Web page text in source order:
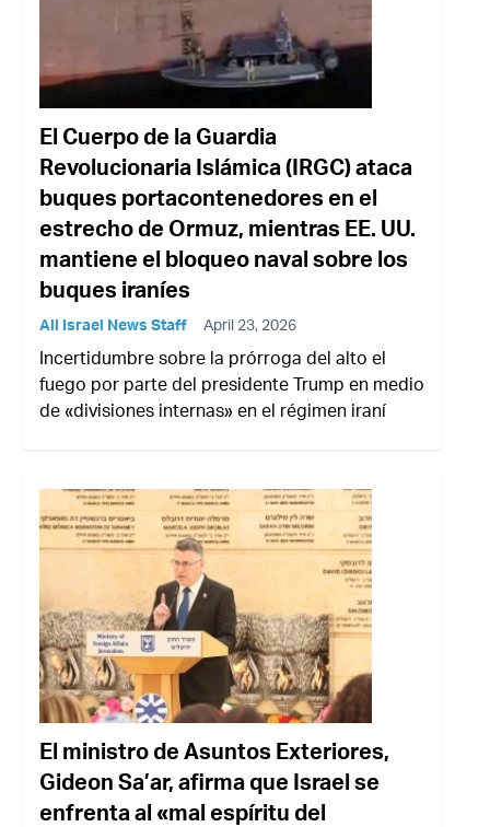
El Cuerpo de la Guardia
Revolucionaria Islámica (IRGC) ataca
buques portacontenedores en el
estrecho de Ormuz, mientras EE. UU.
mantiene el bloqueo naval sobre los
buques iraníes
All Israel News Staff April 23, 2026
Incertidumbre sobre la prórroga del alto el
fuego por parte del presidente Trump en medio
de «divisiones internas» en el régimen iraní
El ministro de Asuntos Exteriores,
Gideon Sa’ar, afirma que Israel se
enfrenta al «mal espíritu del